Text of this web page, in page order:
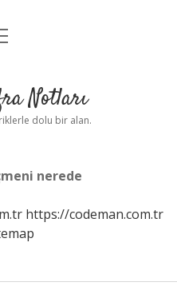
Notları
dolu bir alan.
nerede
https://codeman.com.tr